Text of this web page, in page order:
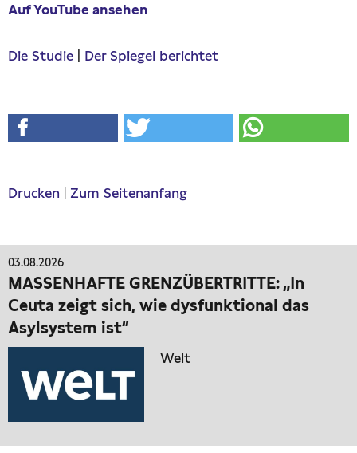
Auf YouTube ansehen
Die Studie Der Spiegel berichtet
Drucken Zum Seitenanfang
03.08.2026
MASSENHAFTE GRENZÜBERTRITTE: „In
Ceuta zeigt sich, wie dysfunktional das
Asylsystem ist“
Welt